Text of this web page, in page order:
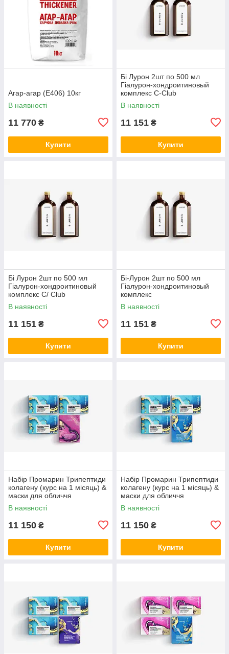
Агар-агар (Е406) 10кг
В наявності
11 770 ₴
Купити
Бі Лурон 2шт по 500 мл
Гіалурон-хондроитиновый
комплекс С-Club
В наявності
11 151 ₴
Купити
Бі Лурон 2шт по 500 мл
Гіалурон-хондроитиновый
комплекс С/ Club
В наявності
11 151 ₴
Купити
Бі-Лурон 2шт по 500 мл
Гіалурон-хондроитиновый
комплекс
В наявності
11 151 ₴
Купити
Набір Промарин Трипептиди
колагену (курс на 1 місяць) &
маски для обличчя
біоцелюлозні Advanced
Collagen (5 саше)
В наявності
11 150 ₴
Купити
Набір Промарин Трипептиди
колагену (курс на 1 місяць) &
маски для обличчя
біоцелюлозні Hydro Boost (5
саше)
В наявності
11 150 ₴
Купити